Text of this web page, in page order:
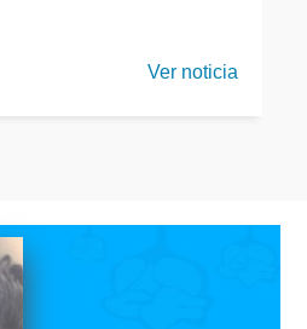
Ver noticia